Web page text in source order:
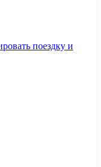
поездку и